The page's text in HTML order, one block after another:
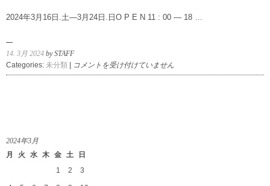
は
2024年3月16日.土―3月24日.日O P E N 11 : 00 ― 18 …
14. 3月 2024 by STAFF
Categories: 未分類
黒
田
コメントを受け付けていません
2024年3月
月
火 水 木 金 土
日
1
2 3